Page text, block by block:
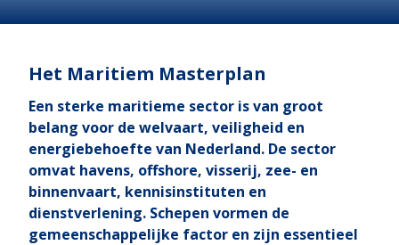
Het Maritiem Masterplan
Een sterke maritieme sector is van groot
belang voor de welvaart, veiligheid en
energiebehoefte van Nederland. De sector
omvat havens, offshore, visserij, zee- en
binnenvaart, kennisinstituten en
dienstverlening. Schepen vormen de
gemeenschappelijke factor en zijn essentieel